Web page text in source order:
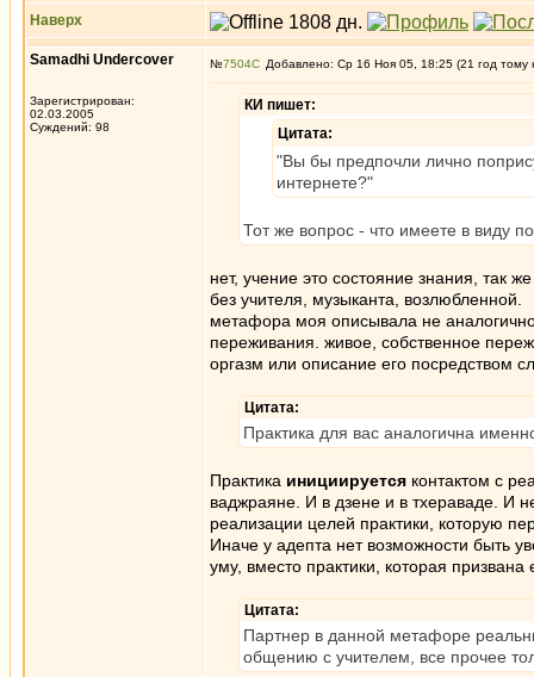
Наверх
Samadhi Undercover
Зарегистрирован:
02.03.2005
Суждений: 98
№7504 Добавлено: Ср 16 Ноя 05, 18:25 (21 год тому
КИ пишет:
Цитата:
"Вы бы предпочли лично
интернете?"
Тот же вопрос - что имеете в виду
нет, учение это состояние знания, так
без учителя, музыканта, возлюбленной.
метафора моя описывала не
переживания. живое, собственное
оргазм или описание его посредством
Цитата:
Практика для вас аналогична
Практика инициируется контактом с
ваджраяне. И в дзене и в тхераваде. И
реализации целей практики, которую
Иначе у адепта нет возможности быть
уму, вместо практики, которая призвана
Цитата:
Партнер в данной метафоре
общению с учителем, все прочее